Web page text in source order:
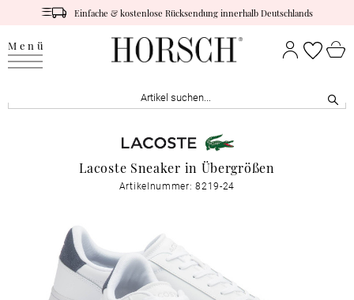
Einfache & kostenlose Rücksendung innerhalb Deutschlands
Menü
Lacoste Sneaker in Übergrößen
Artikelnummer: 8219-24